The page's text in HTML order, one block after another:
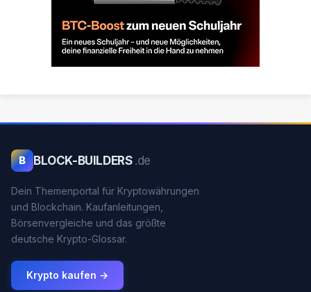
B BLOCK-BUILDERS .de
Dein Themenportal für Kryptowährungen
und Blockchain. Kaufanleitungen,
Börsenvergleiche und das größte
deutsche Krypto-Glossar.
Krypto kaufen →